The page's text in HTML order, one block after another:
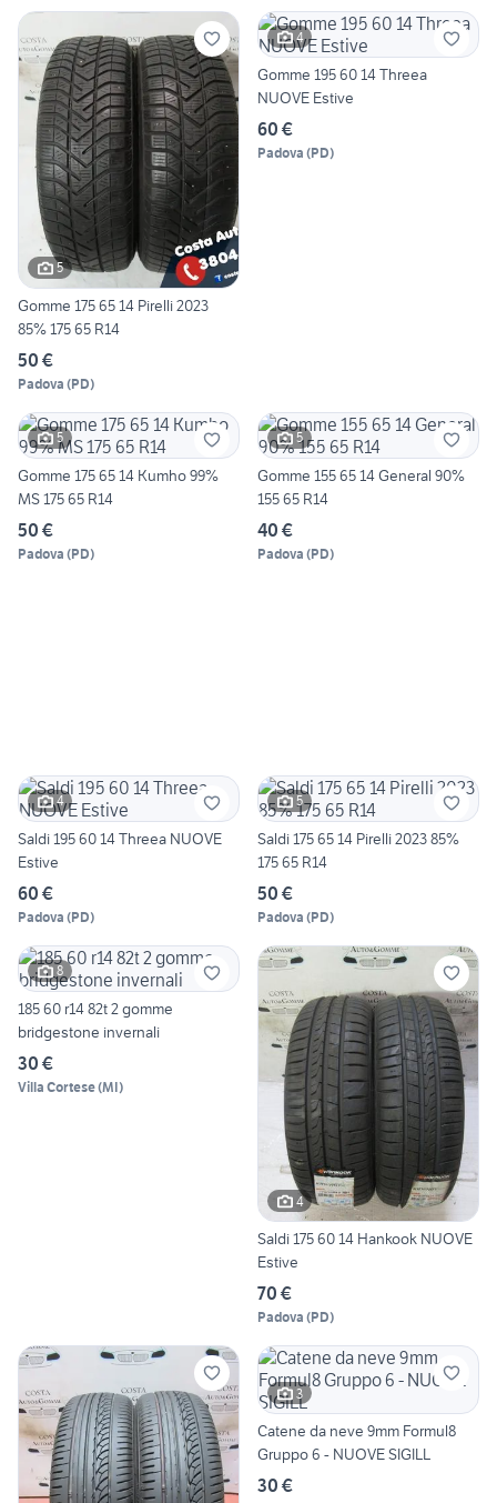
5
Gomme 175 65 14 Pirelli 2023
85% 175 65 R14
50 €
Padova (PD)
4
Gomme 195 60 14 Threea
NUOVE Estive
60 €
Padova (PD)
5
Gomme 175 65 14 Kumho 99%
MS 175 65 R14
50 €
Padova (PD)
5
Gomme 155 65 14 General 90%
155 65 R14
40 €
Padova (PD)
4
Saldi 195 60 14 Threea NUOVE
Estive
60 €
Padova (PD)
5
Saldi 175 65 14 Pirelli 2023 85%
175 65 R14
50 €
Padova (PD)
8
185 60 r14 82t 2 gomme
bridgestone invernali
30 €
Villa Cortese(MI)
4
Saldi 175 60 14 Hankook NUOVE
Estive
70 €
Padova (PD)
3
Catene da neve 9mm Formul8
Gruppo 6 - NUOVE SIGILL
30 €